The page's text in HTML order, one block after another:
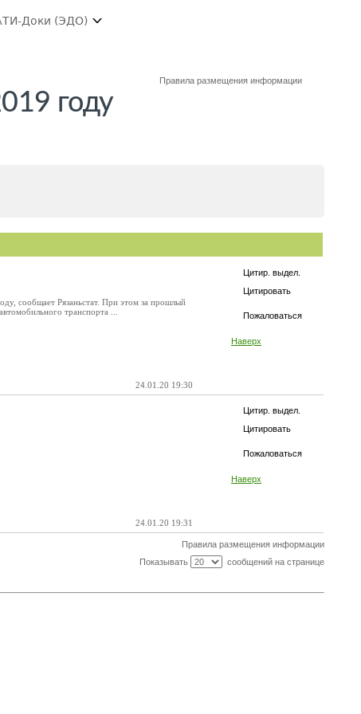
Доки (ЭДО)
Правила размещения информации
году
Цитир. выдел.
Цитировать
Пожаловаться
Наверх
сообщает Рязаньстат. При этом за прошлый
транспорта ...
24.01.20 19:30
Цитир. выдел.
Цитировать
Пожаловаться
Наверх
24.01.20 19:31
Правила размещения информации
Показывать
сообщений на странице